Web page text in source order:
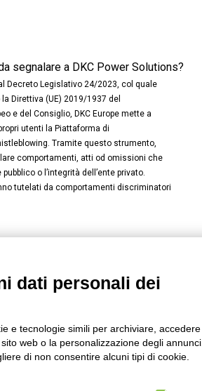
segnalare a DKC Power Solutions?
Decreto Legislativo 24/2023, col quale
la Direttiva (UE) 2019/1937 del
e del Consiglio, DKC Europe mette a
utenti la Piattaforma di
Tramite questo strumento,
comportamenti, atti od omissioni che
pubblico o l’integrità dell’ente privato.
tutelati da comportamenti discriminatori
dati personali dei
e tecnologie simili per archiviare, accedere
web o la personalizzazione degli annunci.
di non consentire alcuni tipi di cookie.